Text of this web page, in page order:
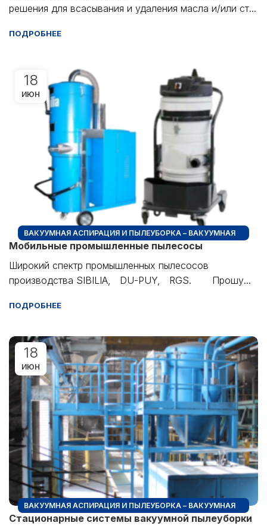
решения для всасывания и удаления масла и/или ст...
ПОДРОБНЕЕ
18
ИЮН
ВАКУУМНАЯ АСПИРАЦИЯ И ПЫЛЕУБОРКА – ВАКУУМНАЯ
ПЫЛЕУБОРКА + ПРОМЫШЛЕННЫЕ ПЫЛЕСОСЫ
Мобильные промышленные пылесосы
Широкий спектр промышленных пылесосов
производства SIBILIA, DU-PUY, RGS. Прошу...
ПОДРОБНЕЕ
18
ИЮН
ВАКУУМНАЯ АСПИРАЦИЯ И ПЫЛЕУБОРКА – ВАКУУМНАЯ
ПЫЛЕУБОРКА + ПРОМЫШЛЕННЫЕ ПЫЛЕСОСЫ
Стационарные системы вакуумной пылеуборки